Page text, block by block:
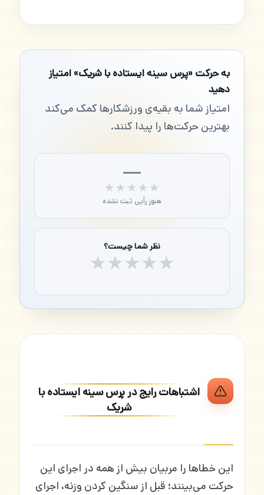
به حرکت «پرس سینه ایستاده با شریک» امتیاز
دهید
امتیاز شما به بقیه‌ی ورزشکارها کمک می‌کند
بهترین حرکت‌ها را پیدا کنند.
—
★★★★★
هنوز رأیی ثبت نشده
نظر شما چیست؟
★★★★★
اشتباهات رایج در پرس سینه ایستاده با
شریک
این خطاها را مربیان بیش از همه در اجرای این
حرکت می‌بینند؛ قبل از سنگین کردن وزنه، اجرای